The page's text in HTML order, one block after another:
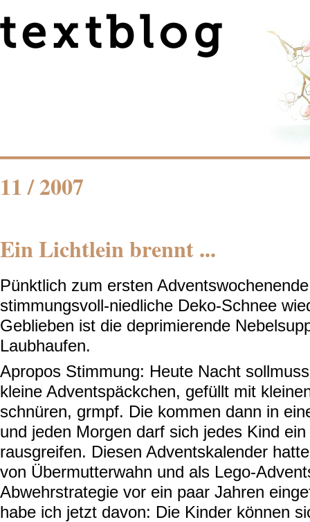
11 / 2007
Ein Lichtlein brennt ...
Pünktlich zum ersten
stimmungsvoll-niedliche Deko-Schnee
Geblieben ist die deprimierende
Laubhaufen.
Apropos Stimmung: Heute Nacht
kleine Adventspäckchen, gefüllt mit
schnüren, grmpf. Die kommen dann in
und jeden Morgen darf sich jedes Kind
rausgreifen. Diesen Adventskalender
von Übermutterwahn und als Lego-
Abwehrstrategie vor ein paar Jahren
habe ich jetzt davon: Die Kinder können